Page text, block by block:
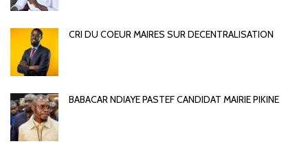
CRI DU COEUR MAIRES SUR DECENTRALISATION
BABACAR NDIAYE PASTEF CANDIDAT MAIRIE PIKINE